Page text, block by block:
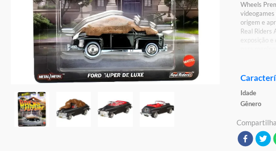
Wheels
origem e
Real Riders
exposição e
Detalhes:
Conteúdo
Material/
Ref: HXD63
Marca:
Idade
Gênero